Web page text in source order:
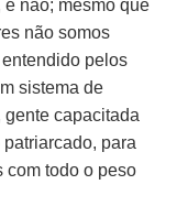
não; mesmo que
não somos
pelos
sistema de
capacitada
para
com todo o peso